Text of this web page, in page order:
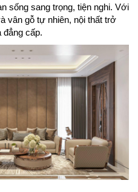
sống sang trọng, tiện nghi. Với
vân gỗ tự nhiên, nội thất trở
đẳng cấp.